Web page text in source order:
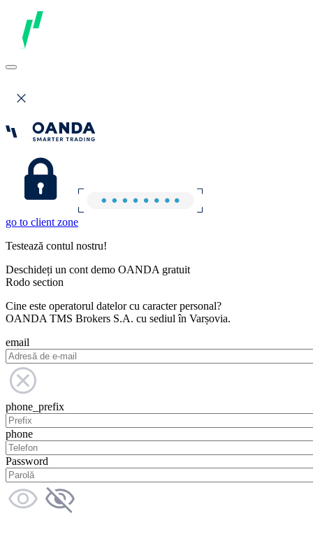
go to client zone
Testează contul nostru!
Deschideți un cont demo OANDA gratuit
Rodo section
Cine este operatorul datelor cu caracter personal?
OANDA TMS Brokers S.A. cu sediul în Varșovia.
email
phone_prefix
phone
Password